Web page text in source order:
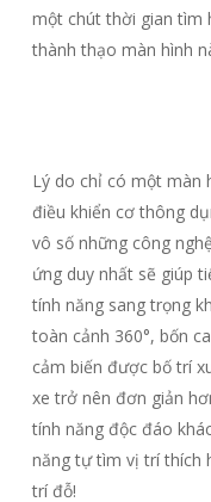
một chút thời gian tìm
thành thạo màn hình
Lý do chỉ có một màn
điều khiển cơ thông
vô số những công
ứng duy nhất sẽ giúp
tính năng sang trọng
toàn cảnh 360°, bốn
cảm biến được bố trí
xe trở nên đơn giản
tính năng độc đáo
năng tự tìm vị trí thích
trí đỗ!